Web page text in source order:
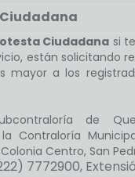
Ciudadana si
están solicitando
mayor a los
de
Contraloría
Centro, San
7772900,